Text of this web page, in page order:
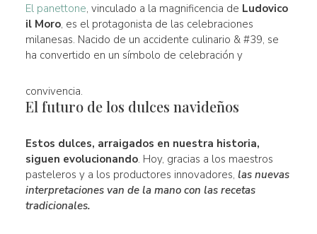
El panettone, vinculado a la magnificencia de Ludovico
il Moro, es el protagonista de las celebraciones
milanesas. Nacido de un accidente culinario & #39, se
ha convertido en un símbolo de celebración y
convivencia.
El futuro de los dulces navideños
Estos dulces, arraigados en nuestra historia,
siguen evolucionando. Hoy, gracias a los maestros
pasteleros y a los productores innovadores, las nuevas
interpretaciones van de la mano con las recetas
tradicionales.